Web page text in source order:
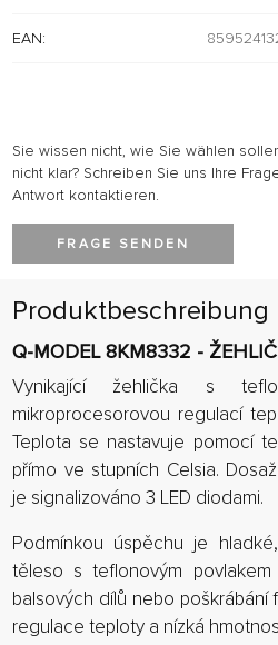
EAN:
Sie wissen nicht, wie Sie wählen
nicht klar? Schreiben Sie uns Ihre
Antwort kontaktieren.
FRAGE SENDEN
Produktbeschreibung
Q-MODEL 8KM8332 -
Vynikající žehlička s
mikroprocesorovou regulací
Teplota se nastavuje pomocí
přímo ve stupních Celsia.
je signalizováno 3 LED diodami.
Podmínkou úspěchu je
těleso s teflonovým povlakem
balsových dílů nebo poškrábání
regulace teploty a nízká